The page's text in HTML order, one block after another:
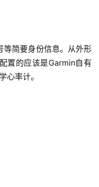
等简要身份信息。从外形
置的应该是Garmin自有
心率计。